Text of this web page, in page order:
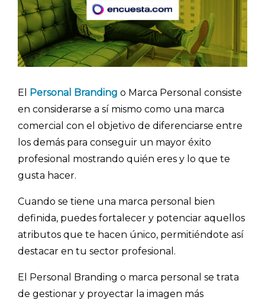
El Personal Branding o Marca Personal consiste
en considerarse a sí mismo como una marca
comercial con el objetivo de diferenciarse entre
los demás para conseguir un mayor éxito
profesional mostrando quién eres y lo que te
gusta hacer.
Cuando se tiene una marca personal bien
definida, puedes fortalecer y potenciar aquellos
atributos que te hacen único, permitiéndote así
destacar en tu sector profesional.
El Personal Branding o marca personal se trata
de gestionar y proyectar la imagen más